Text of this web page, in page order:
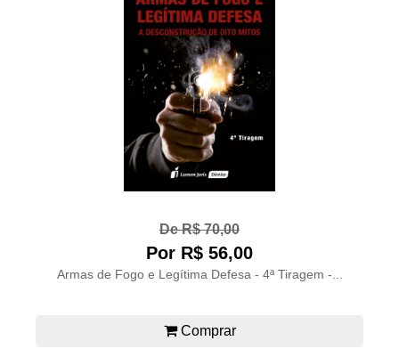
De R$ 70,00
Por R$ 56,00
Armas de Fogo e Legítima Defesa - 4ª Tiragem -...
Comprar